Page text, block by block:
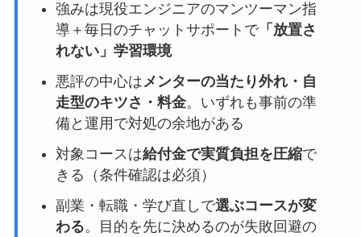
強みは現役エンジニアのマンツーマン指
導＋毎日のチャットサポートで「放置さ
れない」学習環境
悪評の中心はメンターの当たり外れ・自
走型のキツさ・料金。いずれも事前の準
備と運用で対処の余地がある
対象コースは給付金で実質負担を圧縮で
きる（条件確認は必須）
副業・転職・学び直しで選ぶコースが変
わる。目的を先に決めるのが失敗回避の